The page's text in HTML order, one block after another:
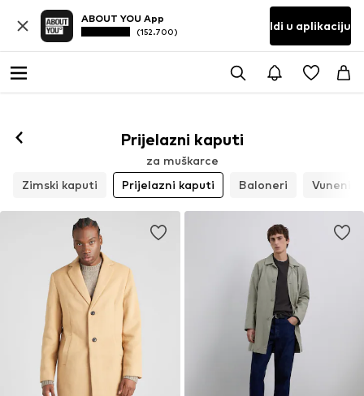
ABOUT YOU App
(152.700) Idi u aplikaciju
Prijelazni kaputi
za muškarce
Zimski kaputi
Prijelazni kaputi Baloneri Vuneni